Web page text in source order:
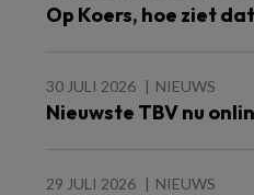
Op Koers, hoe ziet
30 JULI 2026 NIEUWS
Nieuwste TBV nu
29 JULI 2026 NIEUWS